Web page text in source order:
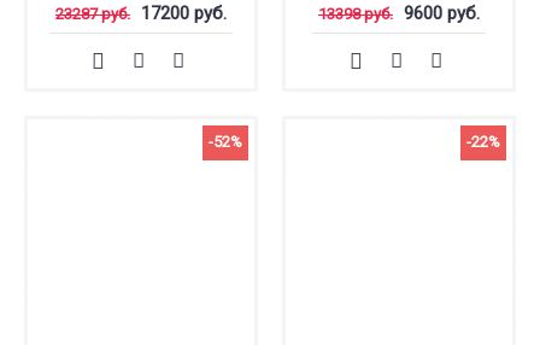
23287 руб. 17200 руб. 13398 руб. 9600 руб.
-52% -22%